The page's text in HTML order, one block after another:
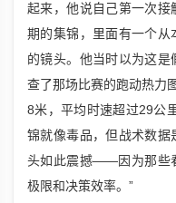
起来，他说自己第一次
期的集锦，里面有一个从
的镜头。他当时以为这
查了那场比赛的跑动热力
8米，平均时速超过29公
锦就像毒品，但战术数
头如此震撼——因为那些
极限和决策效率。”